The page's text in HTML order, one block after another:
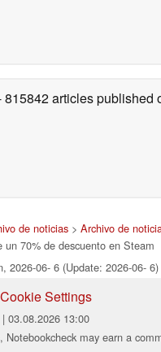
815842 articles published
de noticias > Archivo de
un 70% de descuento en Steam
2026-06- 6 (Update: 2026-06- 6)
Cookie Settings
| 03.08.2026 13:00
may earn a